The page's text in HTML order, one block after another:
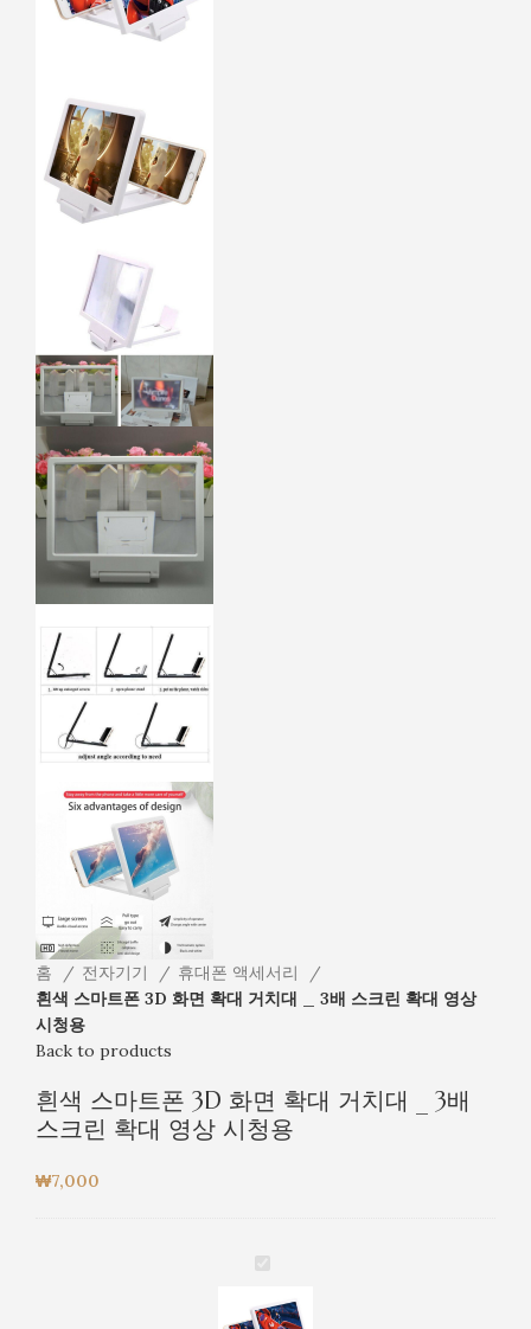
홈 전자기기
휴대폰 액세서리
흰색 스마트폰 3D 화면 확대 거치대 _ 3배 스크린 확대 영상
시청용
Back to products
흰색 스마트폰 3D 화면 확대 거치대 _ 3배
스크린 확대 영상 시청용
₩7,000
흰
스